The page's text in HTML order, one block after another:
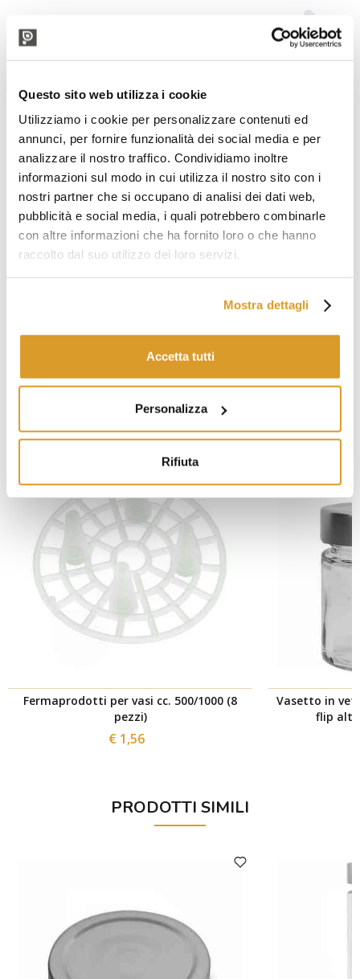
Questo sito web utilizza i cookie
Utilizziamo i cookie per personalizzare contenuti ed
annunci, per fornire funzionalità dei social media e per
analizzare il nostro traffico. Condividiamo inoltre
informazioni sul modo in cui utilizza il nostro sito con i
nostri partner che si occupano di analisi dei dati web,
pubblicità e social media, i quali potrebbero combinarle
con altre informazioni che ha fornito loro o che hanno
raccolto dal suo utilizzo dei loro servizi.
Mostra dettagli
Accetta tutti
Personalizza
Rifiuta
PRODOTTI CORRELATI
Fermaprodotti per vasi cc. 500/1000 (8
pezzi)
€ 1,56
Vasetto in
flip
PRODOTTI SIMILI